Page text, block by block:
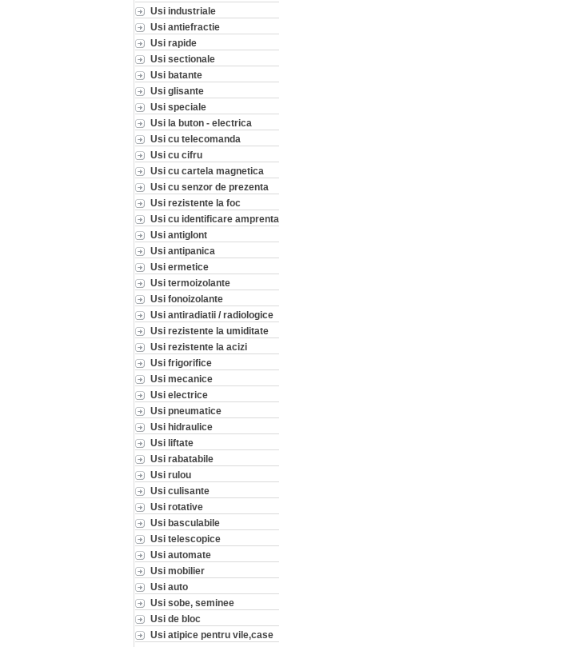
Usi industriale
Usi antiefractie
Usi rapide
Usi sectionale
Usi batante
Usi glisante
Usi speciale
Usi la buton - electrica
Usi cu telecomanda
Usi cu cifru
Usi cu cartela magnetica
Usi cu senzor de prezenta
Usi rezistente la foc
Usi cu identificare amprenta
Usi antiglont
Usi antipanica
Usi ermetice
Usi termoizolante
Usi fonoizolante
Usi antiradiatii / radiologice
Usi rezistente la umiditate
Usi rezistente la acizi
Usi frigorifice
Usi mecanice
Usi electrice
Usi pneumatice
Usi hidraulice
Usi liftate
Usi rabatabile
Usi rulou
Usi culisante
Usi rotative
Usi basculabile
Usi telescopice
Usi automate
Usi mobilier
Usi auto
Usi sobe, seminee
Usi de bloc
Usi atipice pentru vile,case